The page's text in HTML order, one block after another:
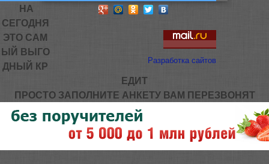
Разработка сайтов
НА
СЕГОДНЯ
ЭТО САМ
ЫЙ ВЫГО
ДНЫЙ КР
ЕДИТ
ПРОСТО ЗАПОЛНИТЕ АНКЕТУ ВАМ ПЕРЕЗВОНЯТ